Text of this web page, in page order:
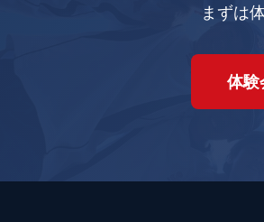
まずは
体験